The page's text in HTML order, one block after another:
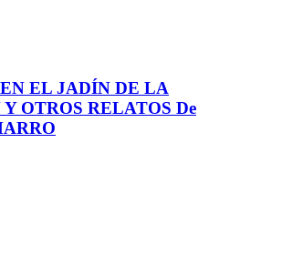
EL JADÍN DE LA
OTROS RELATOS De